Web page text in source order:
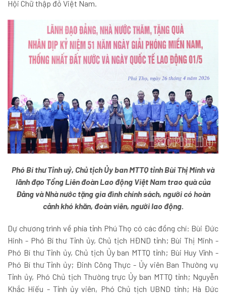
Hội Chữ thập đỏ Việt Nam.
Phó Bí thư Tỉnh uỷ, Chủ tịch Ủy ban MTTQ tỉnh Bùi Thị Minh và
lãnh đạo Tổng Liên đoàn Lao động Việt Nam trao quà của
Đảng và Nhà nước tặng gia đình chính sách, người có hoàn
cảnh khó khăn, đoàn viên, người lao động.
Dự chương trình về phía tỉnh Phú Thọ có các đồng chí: Bùi Đức
Hinh - Phó Bí thư Tỉnh ủy, Chủ tịch HĐND tỉnh; Bùi Thị Minh -
Phó Bí thư Tỉnh ủy, Chủ tịch Ủy ban MTTQ tỉnh; Bùi Huy Vĩnh -
Phó Bí thư Tỉnh ủy; Đinh Công Thực - Ủy viên Ban Thường vụ
Tỉnh ủy, Phó Chủ tịch Thường trực Ủy ban MTTQ tỉnh; Nguyễn
Khắc Hiếu - Tỉnh ủy viên, Phó Chủ tịch UBND tỉnh; Hà Đức